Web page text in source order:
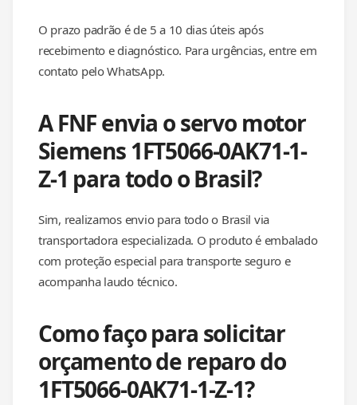
O prazo padrão é de 5 a 10 dias úteis após
recebimento e diagnóstico. Para urgências, entre em
contato pelo WhatsApp.
A FNF envia o servo motor
Siemens 1FT5066-0AK71-1-
Z-1 para todo o Brasil?
Sim, realizamos envio para todo o Brasil via
transportadora especializada. O produto é embalado
com proteção especial para transporte seguro e
acompanha laudo técnico.
Como faço para solicitar
orçamento de reparo do
1FT5066-0AK71-1-Z-1?